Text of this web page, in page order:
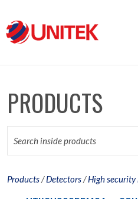
PRODUCTS
Products/Detectors/High